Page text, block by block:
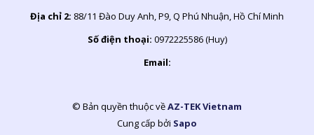
Địa chỉ 2: 88/11 Đào Duy Anh, P9, Q Phú Nhuận, Hồ Chí Minh
Số điện thoại: 0972225586 (Huy)
Email:
© Bản quyền thuộc vềAZ-TEK Vietnam
Cung cấp bởi Sapo